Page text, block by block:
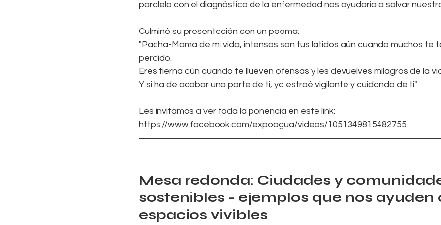
paralelo con el diagnóstico de la enfermedad nos ayudaría a salvar
Culminó su presentación con un poema:
"Pacha-Mama de mi vida, intensos son tus latidos aún cuando muchos te
perdido.
Eres tierna aún cuando te llueven ofensas y les devuelves milagros de la
Y si ha de acabar una parte de tí, yo estraé vigilante y cuidando de tí"
Les invitamos a ver toda la ponencia en este link:
https://www.facebook.com/expoagua/videos/1051349815482755
Mesa redonda: Ciudades y
sostenibles - ejemplos que nos ayuden
espacios vivibles